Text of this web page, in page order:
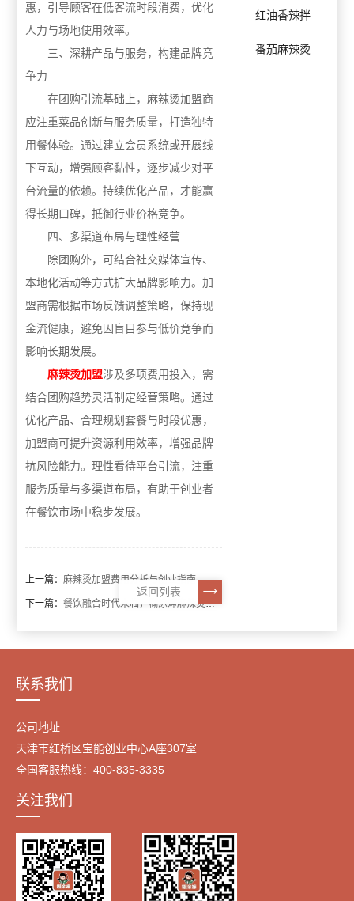
惠，引导顾客在低客流时段消费，优化
人力与场地使用效率。
三、深耕产品与服务，构建品牌竞
争力
在团购引流基础上，麻辣烫加盟商
应注重菜品创新与服务质量，打造独特
用餐体验。通过建立会员系统或开展线
下互动，增强顾客黏性，逐步减少对平
台流量的依赖。持续优化产品，才能赢
得长期口碑，抵御行业价格竞争。
四、多渠道布局与理性经营
除团购外，可结合社交媒体宣传、
本地化活动等方式扩大品牌影响力。加
盟商需根据市场反馈调整策略，保持现
金流健康，避免因盲目参与低价竞争而
影响长期发展。
麻辣烫加盟涉及多项费用投入，需
结合团购趋势灵活制定经营策略。通过
优化产品、合理规划套餐与时段优惠，
加盟商可提升资源利用效率，增强品牌
抗风险能力。理性看待平台引流，注重
服务质量与多渠道布局，有助于创业者
在餐饮市场中稳步发展。
上一篇： 麻辣烫加盟费用分析与创业指南——从0到1的开店实践参考
下一篇：餐饮融合时代来临，糊涂婶麻辣烫加盟迎来黄金发展期
返回列表
红油香辣拌
番茄麻辣烫
联系我们
公司地址
天津市红桥区宝能创业中心A座307室
全国客服热线：400-835-3335
关注我们